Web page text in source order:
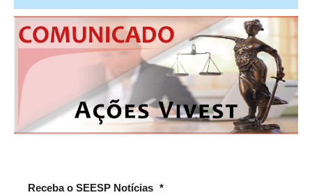
ASSOCIE-SE
ATUALIZAÇÃO CADASTRAL
NÚCLEO JOVEM
Receba o SEESP Notícias *